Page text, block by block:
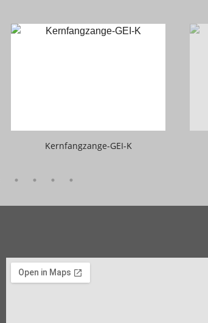
Kernfangzange-GEI-K